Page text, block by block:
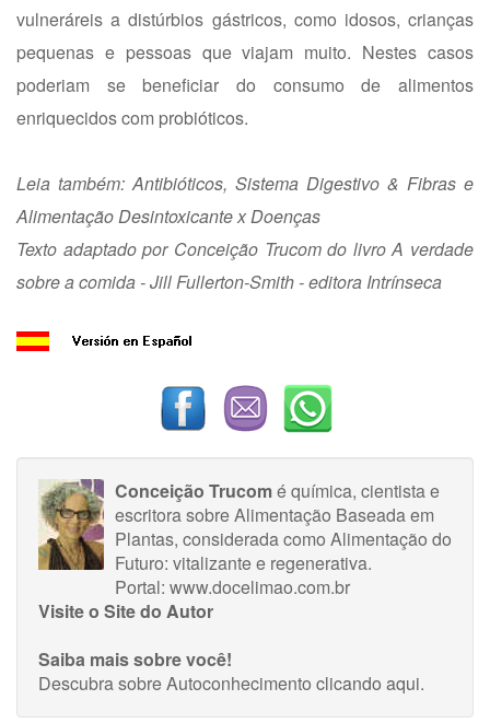
vulneráreis a distúrbios gástricos, como idosos, crianças
pequenas e pessoas que viajam muito. Nestes casos
poderiam se beneficiar do consumo de alimentos
enriquecidos com probióticos.
Leia também:Antibióticos, Sistema Digestivo & Fibras e
Alimentação Desintoxicante x Doenças
Texto adaptado por Conceição Trucom do livro A verdade
sobre a comida - Jill Fullerton-Smith - editora Intrínseca
Conceição Trucomé química, cientista e
escritora sobre Alimentação Baseada em
Plantas, considerada como Alimentação do
Futuro: vitalizante e regenerativa.
Portal: www.docelimao.com.br
Visite o Site do Autor
Saiba mais sobre você!
Descubra sobre Autoconhecimento clicando aqui.